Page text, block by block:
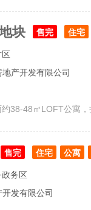
块 售完 住宅
区
产开发有限公司
售完 住宅 公寓
务区
发有限公司